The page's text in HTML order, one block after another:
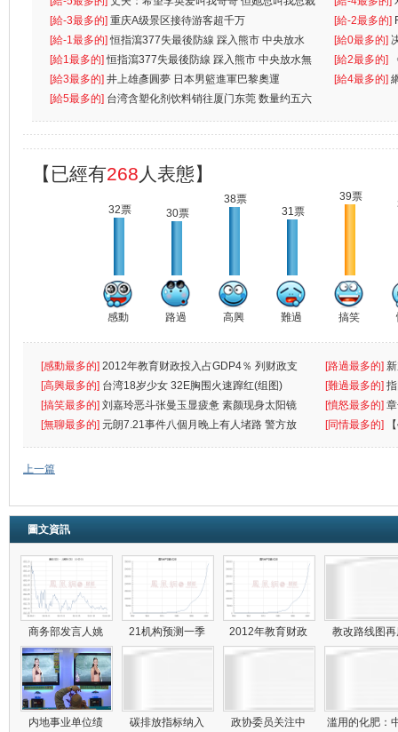
先
离
[給-3最多的] 重庆A级景区接待游客超千万 [給-2最多的]
[給-1最多的]恒指瀉377失最後防線 踩入熊市 中央放水
無
[給0最多的]
[給1最多的]恒指瀉377失最後防線 踩入熊市 中央放水無 [給2最多的]
[給3最多的] 井上雄彥圓夢 日本男籃進軍巴黎奧運 [給4最多的]
[給5最多的] 台湾含塑化剂饮料销往厦门东莞 数量约五六
【已經有268 人表態】
32票
感動
30票
路過
38票
高興
31票
難過
39票
搞笑
[感動最多的] 2012年教育财政投入占GDP4％ 列财政支
出首位
[路過最多的]
[高興最多的] 台湾18岁少女 32E胸围火速蹿红(组图) [難過最多的]
罪
[搞笑最多的] 刘嘉玲恶斗张曼玉显疲惫 素颜现身太阳镜
遮
[憤怒最多的]
[無聊最多的] 元朗7.21事件八個月晚上有人堵路 警方放
催
[同情最多的]
敗
上一篇
圖文資訊
商务部发言人姚 21机构预测一季 2012年教育财政 教改路线图
内地事业单位绩 碳排放指标纳入 政协委员关注中 滥用的化肥：